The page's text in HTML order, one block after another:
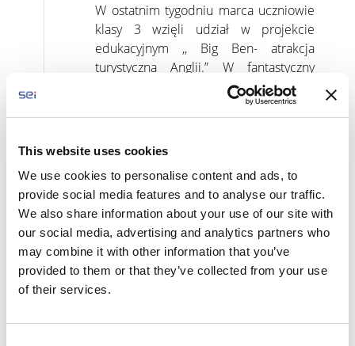
This website uses cookies
We use cookies to personalise content and ads, to
provide social media features and to analyse our traffic.
We also share information about your use of our site with
our social media, advertising and analytics partners who
may combine it with other information that you’ve
provided to them or that they’ve collected from your use
of their services.
W ostatnim tygodniu marca uczniowie
klasy 3 wzięli udział w projekcie
edukacyjnym ,, Big Ben- atrakcja
turystyczna Anglii.” W fantastyczny
sposób zaprezentowali swoje
informacje o słynnym zegarze
stworzenie budowli zegara i
multimedialną. W ten sposób zdobyte
informacje pozostaną im w głowach
przez wiele lat. Połączyliśmy w tym
projekcje zdolności komunikacyjne,
umiejętności prezentacji własnego
pomysłu z zabawą i śmiechem.
Dokonaliśmy również opisu zegara.